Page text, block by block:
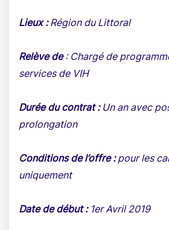
Lieux :Région du Littoral
Relève de: Chargé de
services de VIH
Durée du contrat :Un an avec
prolongation
Conditions de l’offre :pour les
uniquement
Date de début :1er Avril 2019